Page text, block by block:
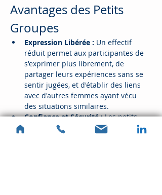
Avantages des Petits
Groupes
Expression Libérée : Un effectif
réduit permet aux participantes de
s'exprimer plus librement, de
partager leurs expériences sans se
sentir jugées, et d'établir des liens
avec d'autres femmes ayant vécu
des situations similaires.
Confiance et Sécurité : Les petits
groupes favorisent un climat de